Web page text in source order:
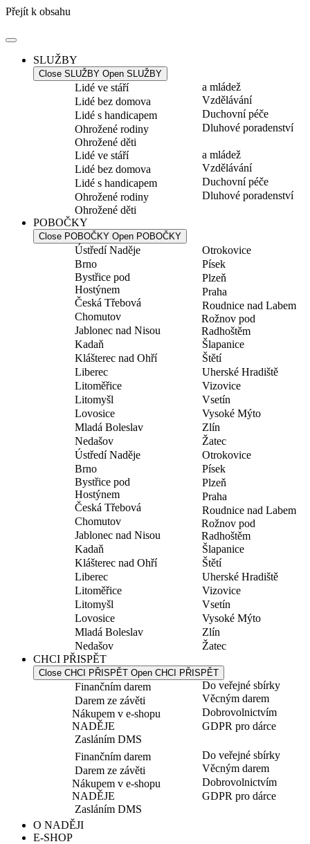
Přejít k obsahu
SLUŽBY
Close SLUŽBY Open SLUŽBY
Lidé ve stáří
Lidé bez domova
Lidé s handicapem
Ohrožené rodiny
Ohrožené děti
a mládež
Vzdělávání
Duchovní péče
Dluhové poradenství
Lidé ve stáří
Lidé bez domova
Lidé s handicapem
Ohrožené rodiny
Ohrožené děti
a mládež
Vzdělávání
Duchovní péče
Dluhové poradenství
POBOČKY
Close POBOČKY Open POBOČKY
Ústředí Naděje
Brno
Bystřice pod
Hostýnem
Česká Třebová
Chomutov
Jablonec nad Nisou
Kadaň
Klášterec nad Ohří
Liberec
Litoměřice
Litomyšl
Lovosice
Mladá Boleslav
Nedašov
Otrokovice
Písek
Plzeň
Praha
Roudnice nad Labem
Rožnov pod
Radhoštěm
Šlapanice
Štětí
Uherské Hradiště
Vizovice
Vsetín
Vysoké Mýto
Zlín
Žatec
Ústředí Naděje
Brno
Bystřice pod
Hostýnem
Česká Třebová
Chomutov
Jablonec nad Nisou
Kadaň
Klášterec nad Ohří
Liberec
Litoměřice
Litomyšl
Lovosice
Mladá Boleslav
Nedašov
Otrokovice
Písek
Plzeň
Praha
Roudnice nad Labem
Rožnov pod
Radhoštěm
Šlapanice
Štětí
Uherské Hradiště
Vizovice
Vsetín
Vysoké Mýto
Zlín
Žatec
CHCI PŘISPĚT
Close CHCI PŘISPĚT Open CHCI PŘISPĚT
Finančním darem
Darem ze závěti
Nákupem v e-shopu
NADĚJE
Zasláním DMS
Do veřejné sbírky
Věcným darem
Dobrovolnictvím
GDPR pro dárce
Finančním darem
Darem ze závěti
Nákupem v e-shopu
NADĚJE
Zasláním DMS
Do veřejné sbírky
Věcným darem
Dobrovolnictvím
GDPR pro dárce
O NADĚJI
E-SHOP